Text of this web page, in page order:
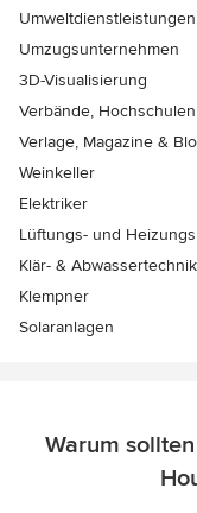
Umzugsunternehmen
3D-Visualisierung
Verbände,
Verlage, Magazine &
Weinkeller
Elektriker
Lüftungs- und
Klär- & Abwassertechnik
Klempner
Solaranlagen
Warum